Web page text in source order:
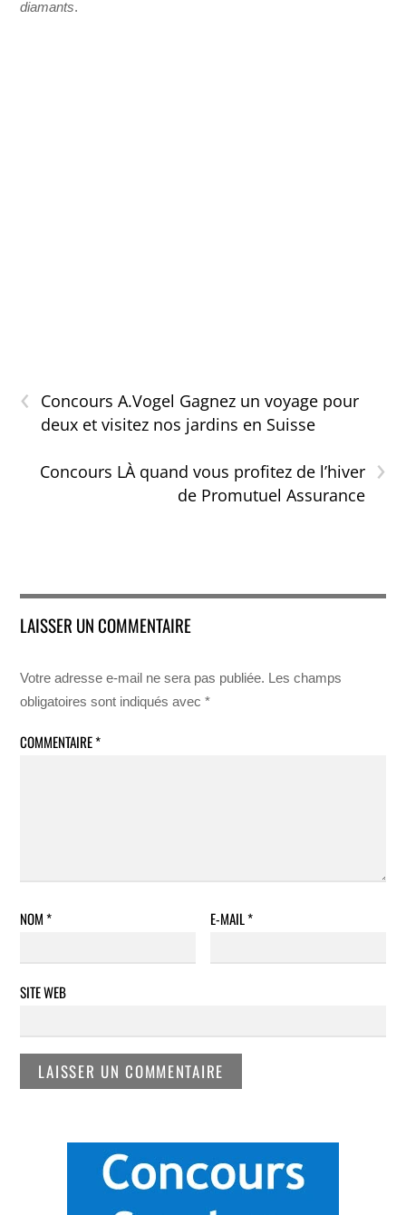
diamants.
‹
Concours A.Vogel Gagnez un voyage pour
deux et visitez nos jardins en Suisse
›
Concours LÀ quand vous profitez de l’hiver
de Promutuel Assurance
LAISSER UN COMMENTAIRE
Votre adresse e-mail ne sera pas publiée. Les champs
obligatoires sont indiqués avec*
COMMENTAIRE*
NOM* E-MAIL*
SITE WEB